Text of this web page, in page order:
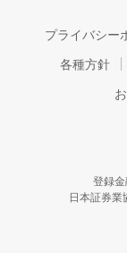
プライバシー
各種方針
登録
日本証券業